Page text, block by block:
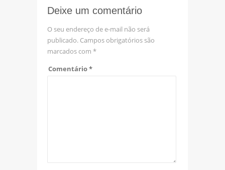
Deixe um comentário
O seu endereço de e-mail não será
publicado. Campos obrigatórios são
marcados com *
Comentário*